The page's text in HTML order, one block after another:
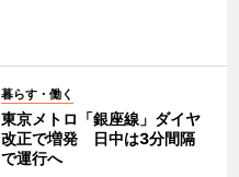
暮らす・働く
東京メトロ「銀座線」ダイヤ
改正で増発 日中は3分間隔
で運行へ